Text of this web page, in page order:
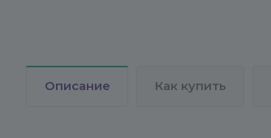
Описание Как купить